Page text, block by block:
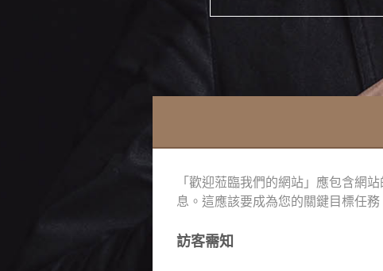
「歡迎蒞臨我們的網站」應包含網
息。這應該要成為您的關鍵目標任
訪客需知